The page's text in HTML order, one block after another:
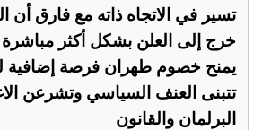
تسير في الاتجاه ذاته مع فارق أن
خرج إلى العلن بشكل أكثر
يمنح خصوم طهران فرصة إضافية
تتبنى العنف السياسي وتشرعن
البرلمان والقانون